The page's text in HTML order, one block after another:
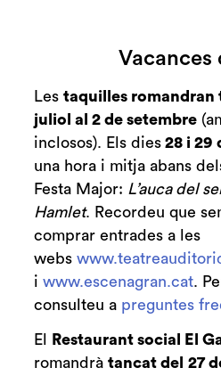
mimí 11/
Finalitzat
2015-
Vacances
Lestaquilles romandran
juliol al 2 de setembre
inclosos). Els dies 28 i 29
una hora i mitja abans
Festa Major: L’auca del
Hamlet. Recordeu que
comprar entrades a les
webs
iwww.escenagran.cat.
consulteu a preguntes
El Restaurant social El
romandràtancat del 27